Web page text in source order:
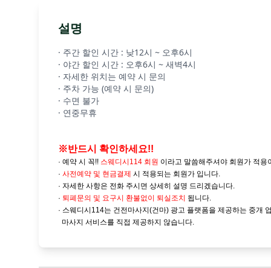
설명
· 주간 할인 시간 : 낮12시 ~ 오후6시
· 야간 할인 시간 : 오후6시 ~ 새벽4시
· 자세한 위치는 예약 시 문의
· 주차 가능 (예약 시 문의)
· 수면 불가
· 연중무휴
※반드시 확인하세요!!
· 예약 시 꼭!! 스웨디시114 회원 이라고 말씀해주셔야 회원가 적용
· 사전예약 및 현금결제 시 적용되는 회원가 입니다.
· 자세한 사항은 전화 주시면 상세히 설명 드리겠습니다.
· 퇴폐문의 및 요구시 환불없이 퇴실조치 됩니다.
· 스웨디시114는 건전마사지(건마) 광고 플랫폼을 제공하는 중개
마사지 서비스를 직접 제공하지 않습니다.